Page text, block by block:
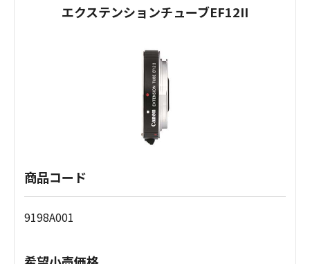
エクステンションチューブEF12II
商品コード
9198A001